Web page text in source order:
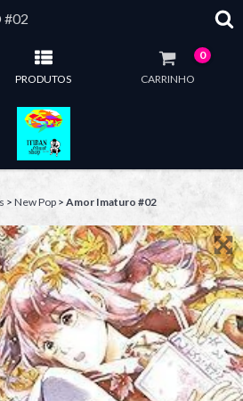
#02
PRODUTOS CARRINHO
0
> New Pop > Amor Imaturo #02